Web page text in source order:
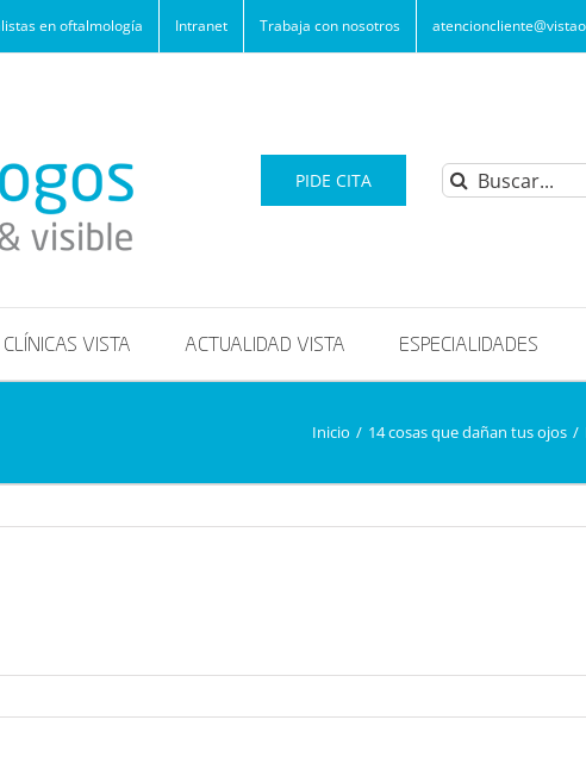
en oftalmología Intranet Trabaja con nosotros
PIDE CITA Buscar:
CLÍNICAS VISTA ACTUALIDAD VISTA ESPECIALIDADES
Inicio / 14 cosas que dañan tus ojos /